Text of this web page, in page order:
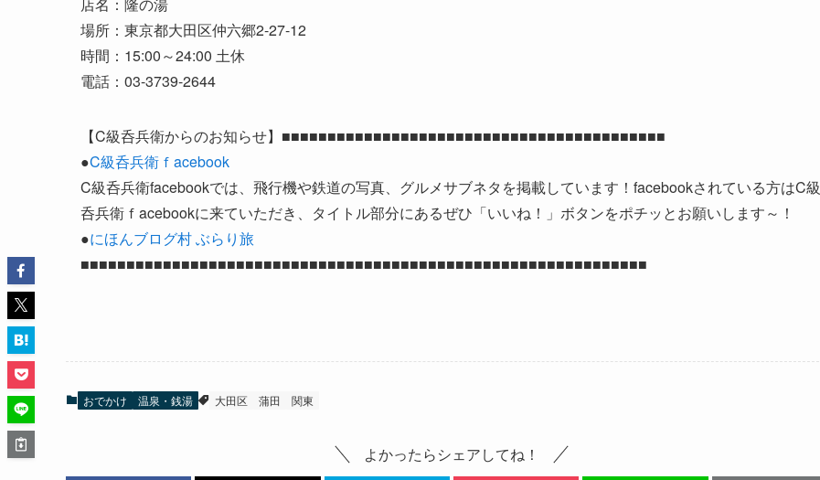
場所：東京都大田区仲六郷2-27-12
時間：15:00～24:00 土休
電話：03-3739-2644
【C級呑兵衛からのお知らせ】■■■■■■■■■■■■■■■■■■■■■■■■■■■■■■■■■■■■■■■■■■
●C級呑兵衛ｆacebook
C級呑兵衛facebookでは、飛行機や鉄道の写真、グルメサブネタを掲載しています！facebookされている方はC級
呑兵衛ｆacebookに来ていただき、タイトル部分にあるぜひ「いいね！」ボタンをポチッとお願いします～！
●にほんブログ村 ぶらり旅
■■■■■■■■■■■■■■■■■■■■■■■■■■■■■■■■■■■■■■■■■■■■■■■■■■■■■■■■■■■■■■
おでかけ 温泉・銭湯 大田区 蒲田 関東
よかったらシェアしてね！